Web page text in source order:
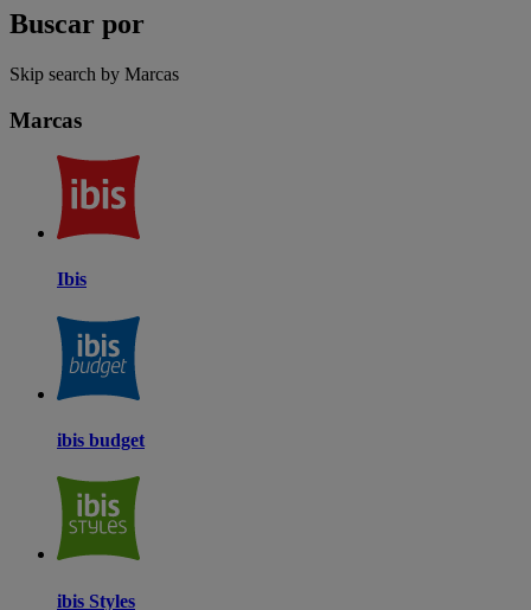
Buscar por
Skip search by Marcas
Marcas
Ibis
ibis budget
ibis Styles